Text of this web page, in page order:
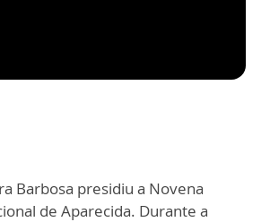
Barbosa presidiu a Novena
de Aparecida. Durante a